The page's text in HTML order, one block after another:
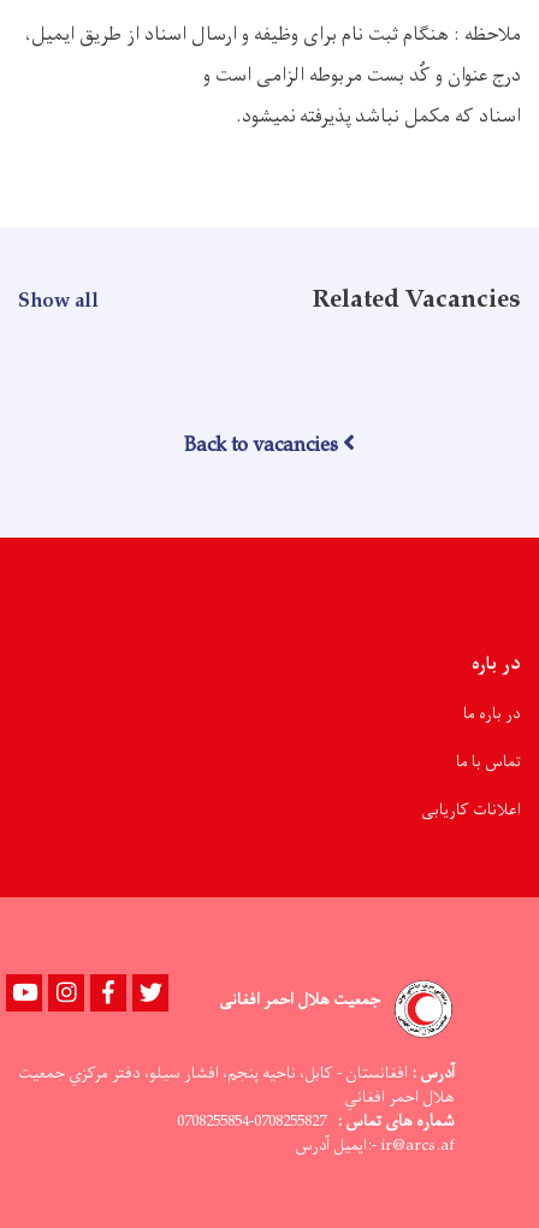
ملاحظه : هنگام ثبت نام برای وظیفه و ارسال اسناد از طریق ایمیل،
درج عنوان و کُد بست مربوطه الزامی است و
اسناد که مکمل نباشد پذیرفته نمیشود.
Related Vacancies
Show all
Back to vacancies
در باره
در باره ما
تماس با ما
اعلانات کاریابی
جمعیت هلال احمر افغانی YoutubeinstagramFacebook
آدرس : افغانستان - کابل، ناحيه پنجم، افشار سيلو، دفتر مرکزي جمعيت
هلال احمر افغاني
شماره های تماس : 0708255827-0708255854
ir@arcs.af -:ایمیل آدرس